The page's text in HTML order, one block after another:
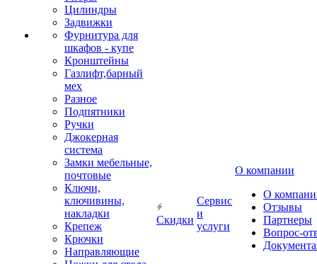
Цилиндры
Задвижки
Фурнитура для
шкафов - купе
Кронштейны
Газлифт,барный
мех
Разное
Подпятники
Ручки
Джокерная
система
Замки мебельные,
почтовые
Ключи,
ключивины,
накладки
Крепеж
Крючки
Направляющие
Скидки
Сервис
и
услуги
О компании
О
Отзывы
Партнеры
Вопрос-